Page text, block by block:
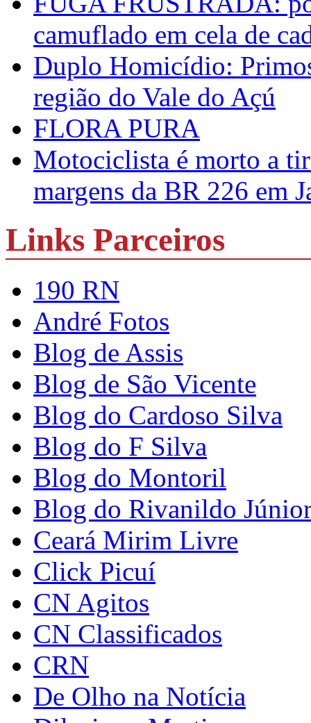
camuflado em cela de
Duplo Homicídio:
região do Vale do Açú
FLORA PURA
Motociclista é morto a
margens da BR 226 em
Links Parceiros
190 RN
André Fotos
Blog de Assis
Blog de São Vicente
Blog do Cardoso Silva
Blog do F Silva
Blog do Montoril
Blog do Rivanildo
Ceará Mirim Livre
Click Picuí
CN Agitos
CN Classificados
CRN
De Olho na Notícia